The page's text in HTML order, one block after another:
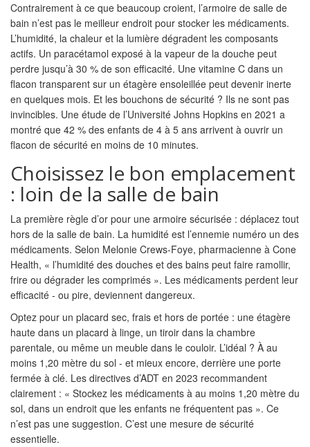
Contrairement à ce que beaucoup croient, l’armoire de salle de
bain n’est pas le meilleur endroit pour stocker les médicaments.
L’humidité, la chaleur et la lumière dégradent les composants
actifs. Un paracétamol exposé à la vapeur de la douche peut
perdre jusqu’à 30 % de son efficacité. Une vitamine C dans un
flacon transparent sur un étagère ensoleillée peut devenir inerte
en quelques mois. Et les bouchons de sécurité ? Ils ne sont pas
invincibles. Une étude de l’Université Johns Hopkins en 2021 a
montré que 42 % des enfants de 4 à 5 ans arrivent à ouvrir un
flacon de sécurité en moins de 10 minutes.
Choisissez le bon emplacement
: loin de la salle de bain
La première règle d’or pour une armoire sécurisée : déplacez tout
hors de la salle de bain. La humidité est l’ennemie numéro un des
médicaments. Selon Melonie Crews-Foye, pharmacienne à Cone
Health, « l’humidité des douches et des bains peut faire ramollir,
frire ou dégrader les comprimés ». Les médicaments perdent leur
efficacité - ou pire, deviennent dangereux.
Optez pour un placard sec, frais et hors de portée : une étagère
haute dans un placard à linge, un tiroir dans la chambre
parentale, ou même un meuble dans le couloir. L’idéal ? À au
moins 1,20 mètre du sol - et mieux encore, derrière une porte
fermée à clé. Les directives d’ADT en 2023 recommandent
clairement : « Stockez les médicaments à au moins 1,20 mètre du
sol, dans un endroit que les enfants ne fréquentent pas ». Ce
n’est pas une suggestion. C’est une mesure de sécurité
essentielle.